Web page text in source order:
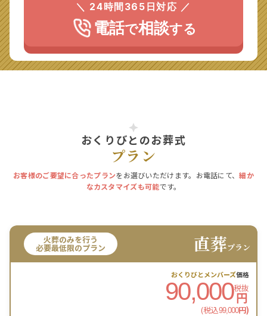
＼ 24時間365日対応 ／
電話で相談する
おくりびとのお葬式
プラン
お客様のご要望に合ったプランをお選びいただけます。お電話にて、細か
なカスタマイズも可能です。
火葬のみを行う
必要最低限のプラン 直葬プラン
おくりびとメンバーズ価格
90,000税抜
円
(税込99,000円)